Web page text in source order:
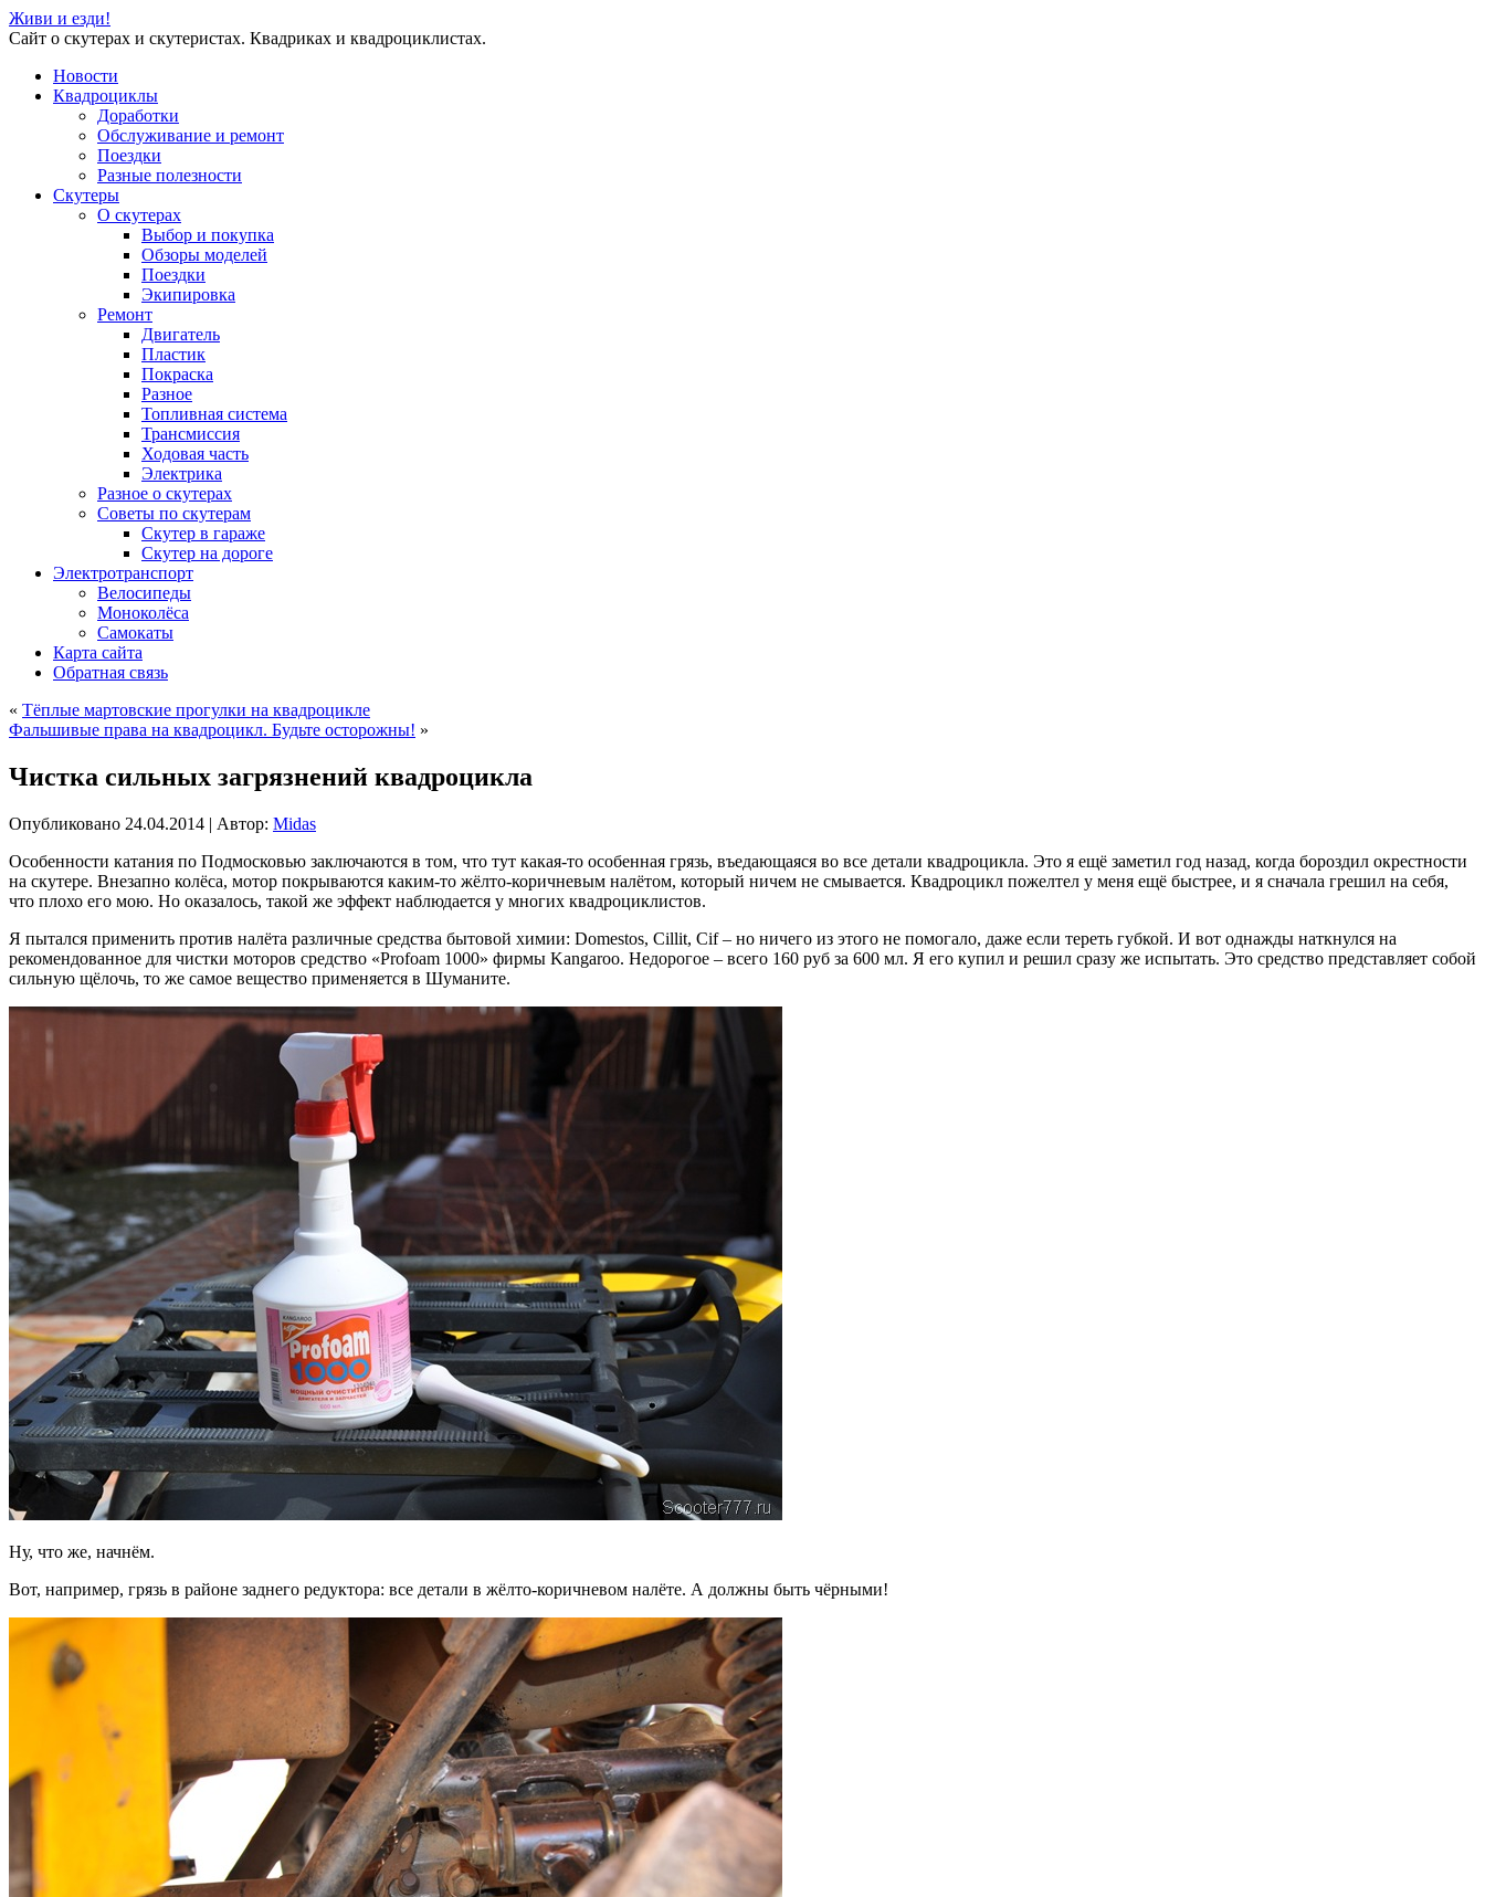
Живи и езди!
Сайт о скутерах и скутеристах. Квадриках и квадроциклистах.
Новости
Квадроциклы
Доработки
Обслуживание и ремонт
Поездки
Разные полезности
Скутеры
О скутерах
Выбор и покупка
Обзоры моделей
Поездки
Экипировка
Ремонт
Двигатель
Пластик
Покраска
Разное
Топливная система
Трансмиссия
Ходовая часть
Электрика
Разное о скутерах
Советы по скутерам
Скутер в гараже
Скутер на дороге
Электротранспорт
Велосипеды
Моноколёса
Самокаты
Карта сайта
Обратная связь
« Тёплые мартовские прогулки на квадроцикле
Фальшивые права на квадроцикл. Будьте осторожны! »
Чистка сильных загрязнений квадроцикла
Опубликовано 24.04.2014 | Автор: Midas
Особенности катания по Подмосковью заключаются в том, что тут какая-то особенная грязь, въедающаяся во все детали квадроцикла. Это я ещё заметил год назад, когда бороздил окрестности
на скутере. Внезапно колёса, мотор покрываются каким-то жёлто-коричневым налётом, который ничем не смывается. Квадроцикл пожелтел у меня ещё быстрее, и я сначала грешил на себя,
что плохо его мою. Но оказалось, такой же эффект наблюдается у многих квадроциклистов.
Я пытался применить против налёта различные средства бытовой химии: Domestos, Cillit, Cif – но ничего из этого не помогало, даже если тереть губкой. И вот однажды наткнулся на
рекомендованное для чистки моторов средство «Profoam 1000» фирмы Kangaroo. Недорогое – всего 160 руб за 600 мл. Я его купил и решил сразу же испытать. Это средство представляет собой
сильную щёлочь, то же самое вещество применяется в Шуманите.
Ну, что же, начнём.
Вот, например, грязь в районе заднего редуктора: все детали в жёлто-коричневом налёте. А должны быть чёрными!